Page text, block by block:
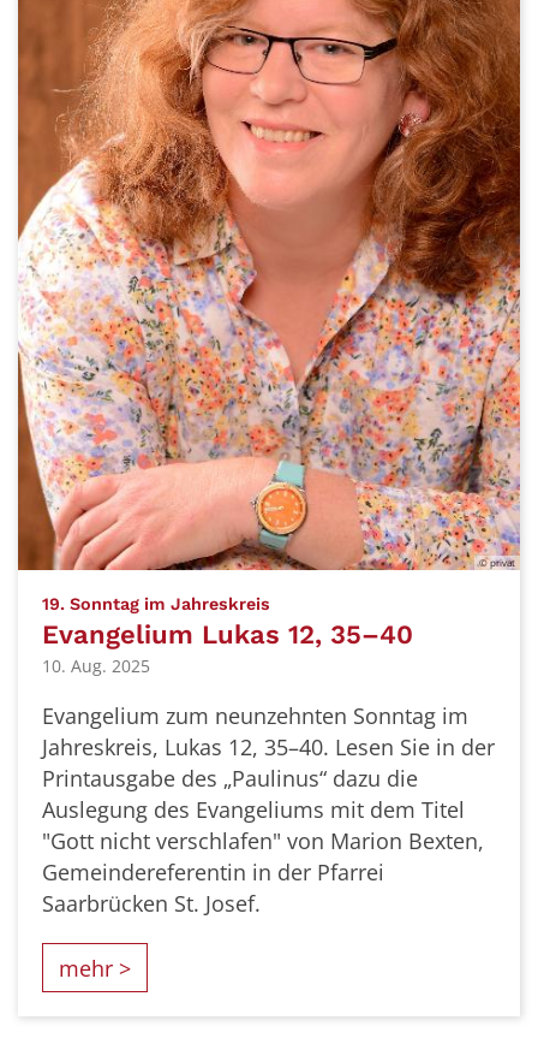
© privat
19. Sonntag im Jahreskreis
Evangelium Lukas 12, 35–40
10. Aug. 2025
Evangelium zum neunzehnten Sonntag im
Jahreskreis, Lukas 12, 35–40. Lesen Sie in der
Printausgabe des „Paulinus“ dazu die
Auslegung des Evangeliums mit dem Titel
"Gott nicht verschlafen" von Marion Bexten,
Gemeindereferentin in der Pfarrei
Saarbrücken St. Josef.
mehr >